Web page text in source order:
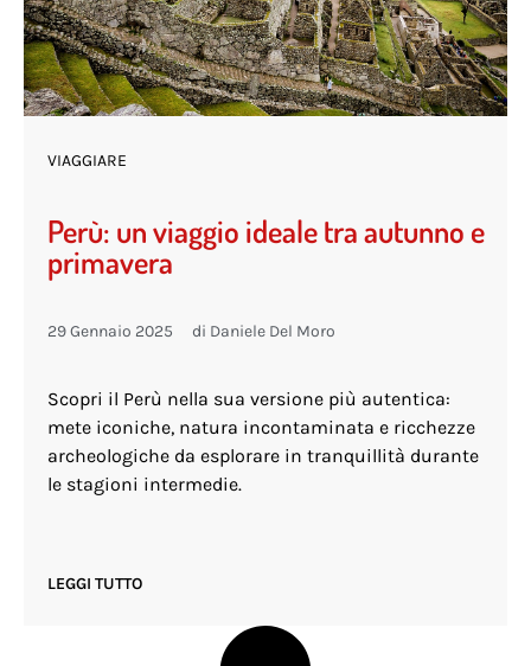
VIAGGIARE
Perù: un viaggio ideale tra autunno e
primavera
29 Gennaio 2025 di Daniele Del Moro
Scopri il Perù nella sua versione più autentica:
mete iconiche, natura incontaminata e ricchezze
archeologiche da esplorare in tranquillità durante
le stagioni intermedie.
LEGGI TUTTO